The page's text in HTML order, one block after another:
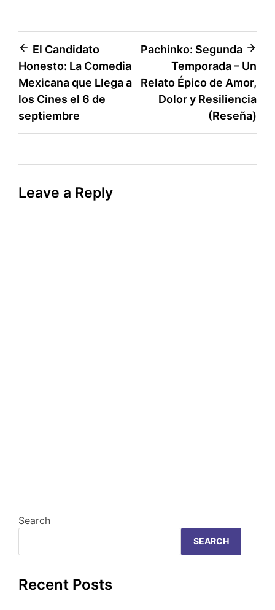
Post
navigation
El Candidato
Honesto: La Comedia
Mexicana que Llega a
los Cines el 6 de
septiembre
Pachinko: Segunda
Temporada – Un
Relato Épico de Amor,
Dolor y Resiliencia
(Reseña)
Leave a Reply
Search
SEARCH
Recent Posts